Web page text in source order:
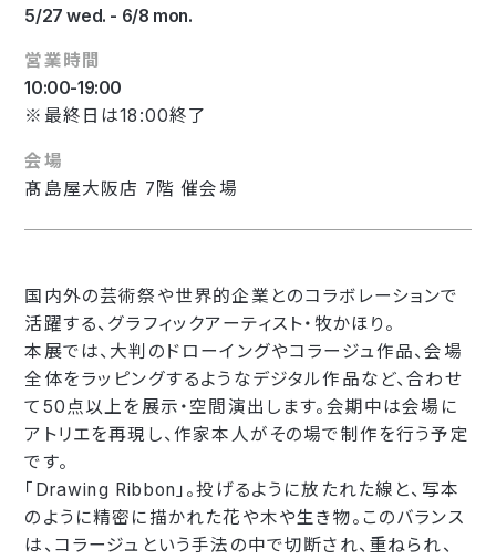
5/27 wed. - 6/8 mon.
営業時間
10:00-19:00
※最終日は18:00終了
会場
髙島屋大阪店 7階 催会場
国内外の芸術祭や世界的企業とのコラボレーションで
活躍する、グラフィックアーティスト・牧かほり。
本展では、大判のドローイングやコラージュ作品、会場
全体をラッピングするようなデジタル作品など、合わせ
て50点以上を展示・空間演出します。会期中は会場に
アトリエを再現し、作家本人がその場で制作を行う予定
です。
「Drawing Ribbon」。投げるように放たれた線と、写本
のように精密に描かれた花や木や生き物。このバランス
は、コラージュという手法の中で切断され、重ねられ、